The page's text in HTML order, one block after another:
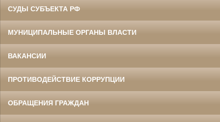
СУДЫ СУБЪЕКТА РФ
МУНИЦИПАЛЬНЫЕ ОРГАНЫ ВЛАСТИ
ВАКАНСИИ
ПРОТИВОДЕЙСТВИЕ КОРРУПЦИИ
ОБРАЩЕНИЯ ГРАЖДАН